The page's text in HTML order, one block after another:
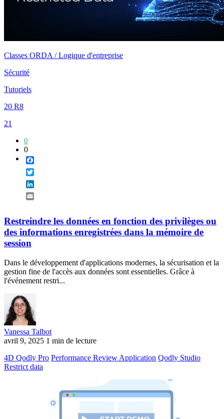
Classes ORDA / Logique d'entreprise
Sécurité
Tutoriels
20 R8
21
0
0
Restreindre les données en fonction des privilèges ou
des informations enregistrées dans la mémoire de
session
Dans le développement d'applications modernes, la sécurisation et la
gestion fine de l'accès aux données sont essentielles. Grâce à
l'événement restri...
Vanessa Talbot
avril 9, 2025 1 min de lecture
4D Qodly Pro Performance Review Application Qodly Studio
Restrict data